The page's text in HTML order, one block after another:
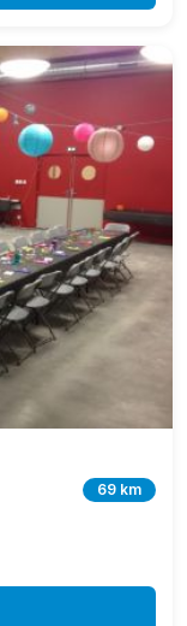
69 km